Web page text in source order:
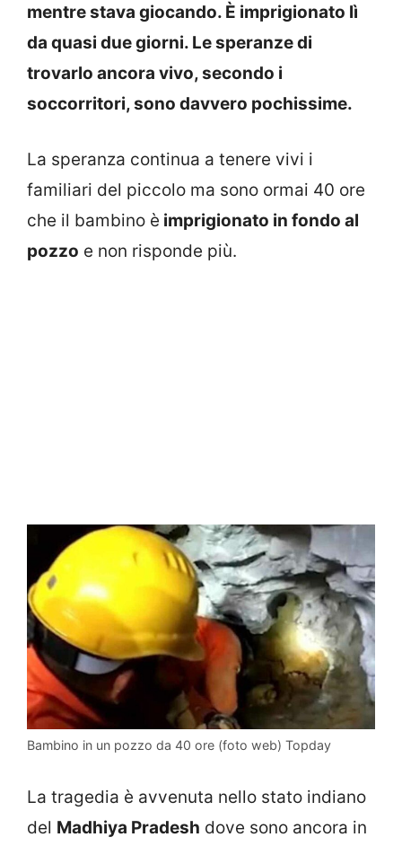
mentre stava giocando. È imprigionato lì
da quasi due giorni. Le speranze di
trovarlo ancora vivo, secondo i
soccorritori, sono davvero pochissime.
La speranza continua a tenere vivi i
familiari del piccolo ma sono ormai 40 ore
che il bambino è imprigionato in fondo al
pozzo e non risponde più.
Bambino in un pozzo da 40 ore (foto web) Topday
La tragedia è avvenuta nello stato indiano
del Madhiya Pradesh dove sono ancora in